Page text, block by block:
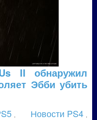
II обнаружил
Эбби убить
Новости PS4